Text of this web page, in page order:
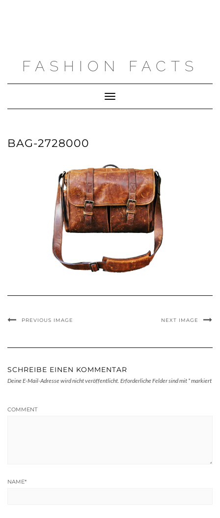
FASHION FACTS
Toggle
Navigation
BAG-2728000
PREVIOUS IMAGE NEXT IMAGE
SCHREIBE EINEN KOMMENTAR
Deine E-Mail-Adresse wird nicht veröffentlicht. Erforderliche Felder sind mit *markiert
COMMENT
NAME*